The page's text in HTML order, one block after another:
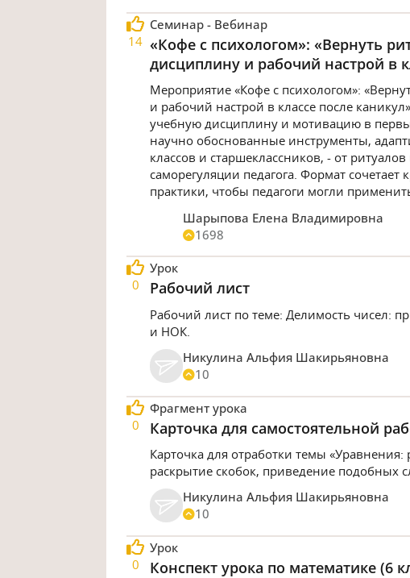
14
Семинар - Вебинар
«Кофе с психологом»: «Вернуть
дисциплину и рабочий настрой в
Мероприятие «Кофе с психологом»:
и рабочий настрой в классе после
учебную дисциплину и мотивацию в
научно обоснованные инструменты,
классов и старшеклассников, - от
саморегуляции педагога. Формат
практики, чтобы педагоги могли
Шарыпова Елена Владимировна
1698
0
Урок
Рабочий лист
Рабочий лист по теме: Делимость чисел:
и НОК.
Никулина Альфия Шакирьяновна
10
0
Фрагмент урока
Карточка для самостоятельной
Карточка для отработки темы
раскрытие скобок, приведение подобных
Никулина Альфия Шакирьяновна
10
0
Урок
Конспект урока по математике (6